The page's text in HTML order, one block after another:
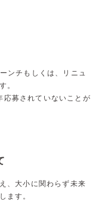
ンチもしくは、リニュ
。
募されていないことが
、大小に関わらず未来
ます。